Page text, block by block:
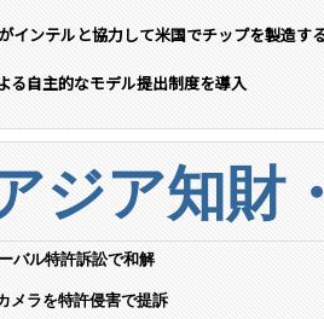
インテルと協力して米国でチップを製造す
る自主的なモデル提出制度を導入
ジア知財
バル特許訴訟で和解
メラを特許侵害で提訴